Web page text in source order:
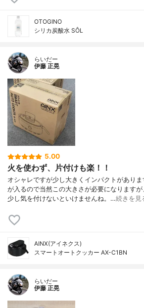
OTOGINO
シリカ炭酸水 SÔL
らいだー
伊藤 正晃
5.00
火を使わず、片付けも楽！！
オシャレですが少し大きくインパクトがあり
が入るので当然この大きさが必要になります
少し気を付けないといけませんね。…続きを見
AINX(アイネクス)
スマートオートクッカー AX-C1BN
らいだー
伊藤 正晃